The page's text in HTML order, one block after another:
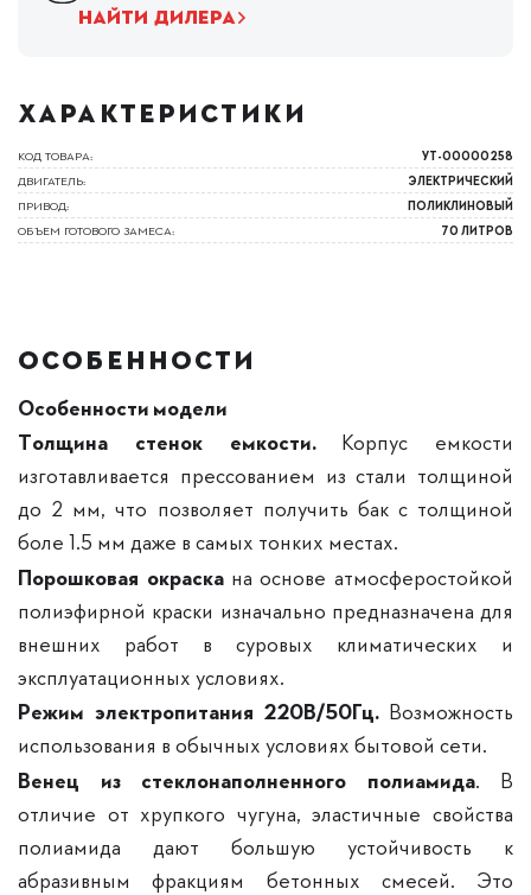
НАЙТИ ДИЛЕРА
ХАРАКТЕРИСТИКИ
КОД ТОВАРА:
УТ-00000258
ДВИГАТЕЛЬ:
ЭЛЕКТРИЧЕСКИЙ
ПРИВОД:
ПОЛИКЛИНОВЫЙ
ОБЪЕМ ГОТОВОГО ЗАМЕСА:
70 ЛИТРОВ
ОСОБЕННОСТИ
Особенности модели
Толщина стенок емкости. Корпус емкости
изготавливается прессованием из стали толщиной
до 2 мм, что позволяет получить бак с толщиной
боле 1.5 мм даже в самых тонких местах.
Порошковая окраска на основе атмосферостойкой
полиэфирной краски изначально предназначена для
внешних работ в суровых климатических и
эксплуатационных условиях.
Режим электропитания 220В/50Гц. Возможность
использования в обычных условиях бытовой сети.
Венец из стеклонаполненного полиамида. В
отличие от хрупкого чугуна, эластичные свойства
полиамида дают большую устойчивость к
абразивным фракциям бетонных смесей. Это